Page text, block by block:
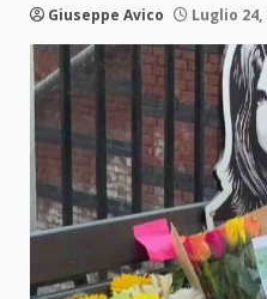
Giuseppe Avico Luglio 24,